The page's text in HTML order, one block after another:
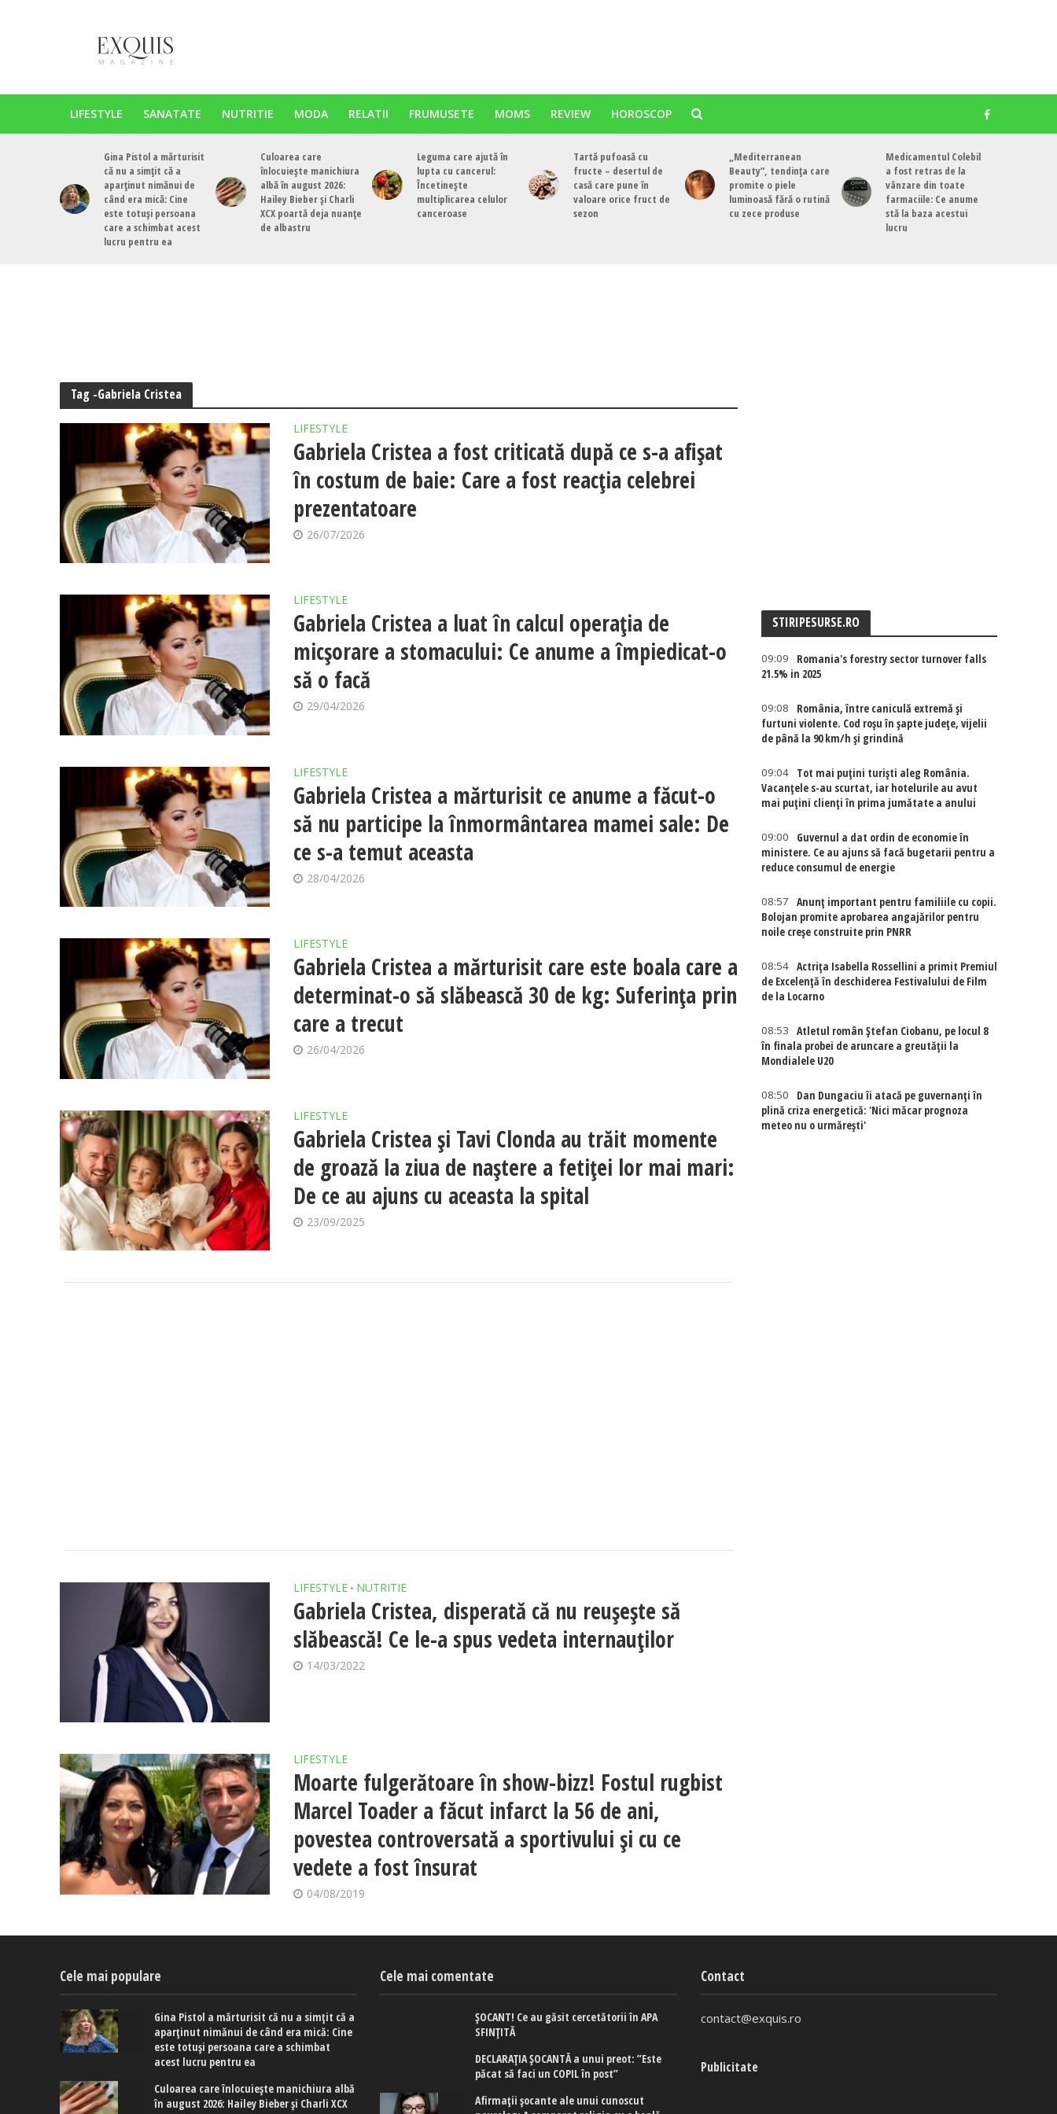
LIFESTYLE SANATATE NUTRITIE MODA RELATII FRUMUSETE MOMS REVIEW HOROSCOP
Gina Pistol a mărturisit
că nu a simțit că a
aparținut nimănui de
când era mică: Cine
este totuși persoana
care a schimbat acest
lucru pentru ea
Culoarea care
înlocuiește manichiura
albă în august 2026:
Hailey Bieber și Charli
XCX poartă deja nuanțe
de albastru
Leguma care ajută în
lupta cu cancerul:
Încetinește
multiplicarea celulor
canceroase
Tartă pufoasă cu
fructe – desertul de
casă care pune în
valoare orice fruct de
sezon
„Mediterranean
Beauty”, tendința care
promite o piele
luminoasă fără o rutină
cu zece produse
Medicamentul Colebil
a fost retras de la
vânzare din toate
farmaciile: Ce anume
stă la baza acestui
lucru
Tag -Gabriela Cristea
LIFESTYLE
Gabriela Cristea a fost criticată după ce s-a afișat
în costum de baie: Care a fost reacția celebrei
prezentatoare
26/07/2026
LIFESTYLE
Gabriela Cristea a luat în calcul operația de
micșorare a stomacului: Ce anume a împiedicat-o
să o facă
29/04/2026
LIFESTYLE
Gabriela Cristea a mărturisit ce anume a făcut-o
să nu participe la înmormântarea mamei sale: De
ce s-a temut aceasta
28/04/2026
LIFESTYLE
Gabriela Cristea a mărturisit care este boala care a
determinat-o să slăbească 30 de kg: Suferința prin
care a trecut
26/04/2026
LIFESTYLE
Gabriela Cristea și Tavi Clonda au trăit momente
de groază la ziua de naștere a fetiței lor mai mari:
De ce au ajuns cu aceasta la spital
23/09/2025
LIFESTYLE • NUTRITIE
Gabriela Cristea, disperată că nu reușește să
slăbească! Ce le-a spus vedeta internauților
14/03/2022
LIFESTYLE
Moarte fulgerătoare în show-bizz! Fostul rugbist
Marcel Toader a făcut infarct la 56 de ani,
povestea controversată a sportivului și cu ce
vedete a fost însurat
04/08/2019
STIRIPESURSE.RO
09:09
Romania's forestry sector turnover falls
21.5% in 2025
09:08
România, între caniculă extremă și
furtuni violente. Cod roșu în șapte județe, vijelii
de până la 90 km/h și grindină
09:04
Tot mai puțini turiști aleg România.
Vacanțele s-au scurtat, iar hotelurile au avut
mai puțini clienți în prima jumătate a anului
09:00
Guvernul a dat ordin de economie în
ministere. Ce au ajuns să facă bugetarii pentru a
reduce consumul de energie
08:57
Anunț important pentru familiile cu copii.
Bolojan promite aprobarea angajărilor pentru
noile creșe construite prin PNRR
08:54 Actriţa Isabella Rossellini a primit Premiul
de Excelenţă în deschiderea Festivalului de Film
de la Locarno
08:53
Atletul român Ștefan Ciobanu, pe locul 8
în finala probei de aruncare a greutății la
Mondialele U20
08:50
Dan Dungaciu îi atacă pe guvernanți în
plină criza energetică: 'Nici măcar prognoza
meteo nu o urmărești'
Cele mai populare
Gina Pistol a mărturisit că nu a simțit că a
aparținut nimănui de când era mică: Cine
este totuși persoana care a schimbat
acest lucru pentru ea
Culoarea care înlocuiește manichiura albă
în august 2026: Hailey Bieber și Charli XCX
Cele mai comentate
ȘOCANT! Ce au găsit cercetătorii în APA
SFINȚITĂ
DECLARAȚIA ȘOCANTĂ a unui preot: ”Este
păcat să faci un COPIL în post”
Afirmaţii şocante ale unui cunoscut
Contact
contact@exquis.ro
Publicitate